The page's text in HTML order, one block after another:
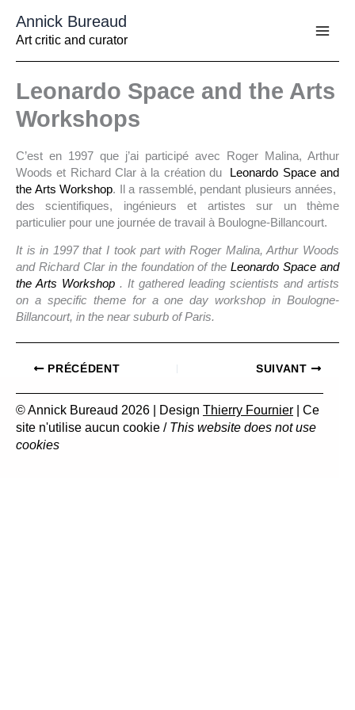
contenu
Annick Bureaud
Art critic and curator
Leonardo Space and the Arts
Workshops
C’est en 1997 que j’ai participé avec Roger Malina, Arthur
Woods et Richard Clar à la création du Leonardo Space and
the Arts Workshop. Il a rassemblé, pendant plusieurs années,
des scientifiques, ingénieurs et artistes sur un thème
particulier pour une journée de travail à Boulogne-Billancourt.
It is in 1997 that I took part with Roger Malina, Arthur Woods
and Richard Clar in the foundation of theLeonardo Space and
the Arts Workshop . It gathered leading scientists and artists
on a specific theme for a one day workshop in Boulogne-
Billancourt, in the near suburb of Paris.
PRÉCÉDENT SUIVANT
© Annick Bureaud 2026 | Design Thierry Fournier | Ce
site n'utilise aucun cookie / This website does not use
cookies